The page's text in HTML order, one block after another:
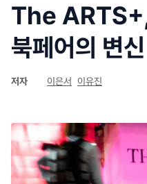
The
북페어의 변신
저자 이은서 이유진